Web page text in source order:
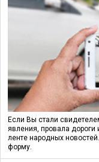
Если Вы стали
явления, провала дороги
ленте народных
форму.